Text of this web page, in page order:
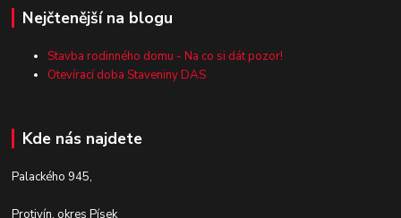
Nejčtenější na blogu
Stavba rodinného domu - Na co si dát pozor!
Otevírací doba Staveniny DAS
Kde nás najdete
Palackého 945,
Protivín, okres Písek